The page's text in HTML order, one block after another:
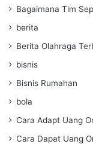
Bagaimana Tim
berita
Berita Olahraga
bisnis
Bisnis Rumahan
bola
Cara Adapt Uang
Cara Dapat Uang